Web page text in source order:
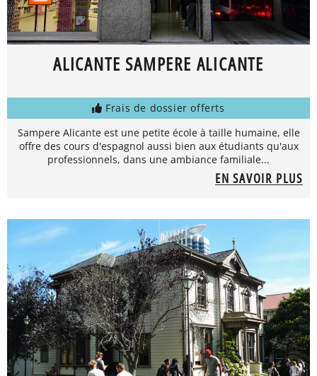
ALICANTE SAMPERE ALICANTE
Frais de dossier offerts
Sampere Alicante est une petite école à taille humaine, elle
offre des cours d'espagnol aussi bien aux étudiants qu'aux
professionnels, dans une ambiance familiale...
EN SAVOIR PLUS